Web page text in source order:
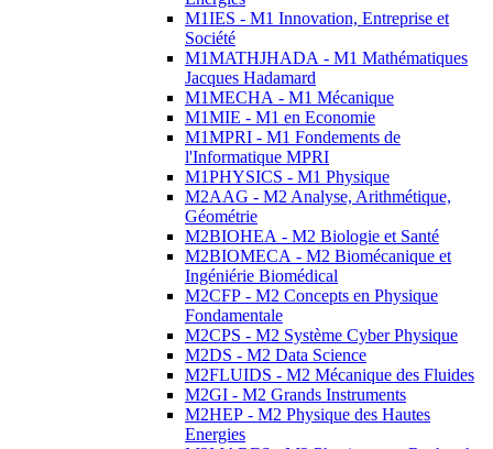
M1IES - M1 Innovation, Entreprise et
Société
M1MATHJHADA - M1 Mathématiques
Jacques Hadamard
M1MECHA - M1 Mécanique
M1MIE - M1 en Economie
M1MPRI - M1 Fondements de
l'Informatique MPRI
M1PHYSICS - M1 Physique
M2AAG - M2 Analyse, Arithmétique,
Géométrie
M2BIOHEA - M2 Biologie et Santé
M2BIOMECA - M2 Biomécanique et
Ingéniérie Biomédical
M2CFP - M2 Concepts en Physique
Fondamentale
M2CPS - M2 Système Cyber Physique
M2DS - M2 Data Science
M2FLUIDS - M2 Mécanique des Fluides
M2GI - M2 Grands Instruments
M2HEP - M2 Physique des Hautes
Energies